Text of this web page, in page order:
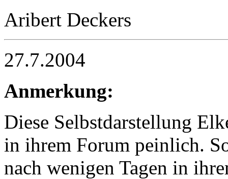
Aribert Deckers
27.7.2004
Anmerkung:
Diese Selbstdarstellung
in ihrem Forum peinlich.
nach wenigen Tagen in